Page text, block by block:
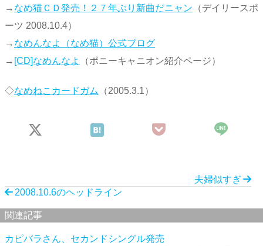
→ なめ猫ＣＤ発売！２７年ぶり新曲だニャン （デイリースポ
ーツ 2008.10.4）
→ なめんなよ（なめ猫）公式ブログ
→ [CD]なめんなよ （ポニーキャニオン紹介ページ）
◇なめねこカードガム （2005.3.1）
夫婦似すぎ
2008.10.6のヘッドライン
関連記事
カピバラさん、セカンドシングル発売